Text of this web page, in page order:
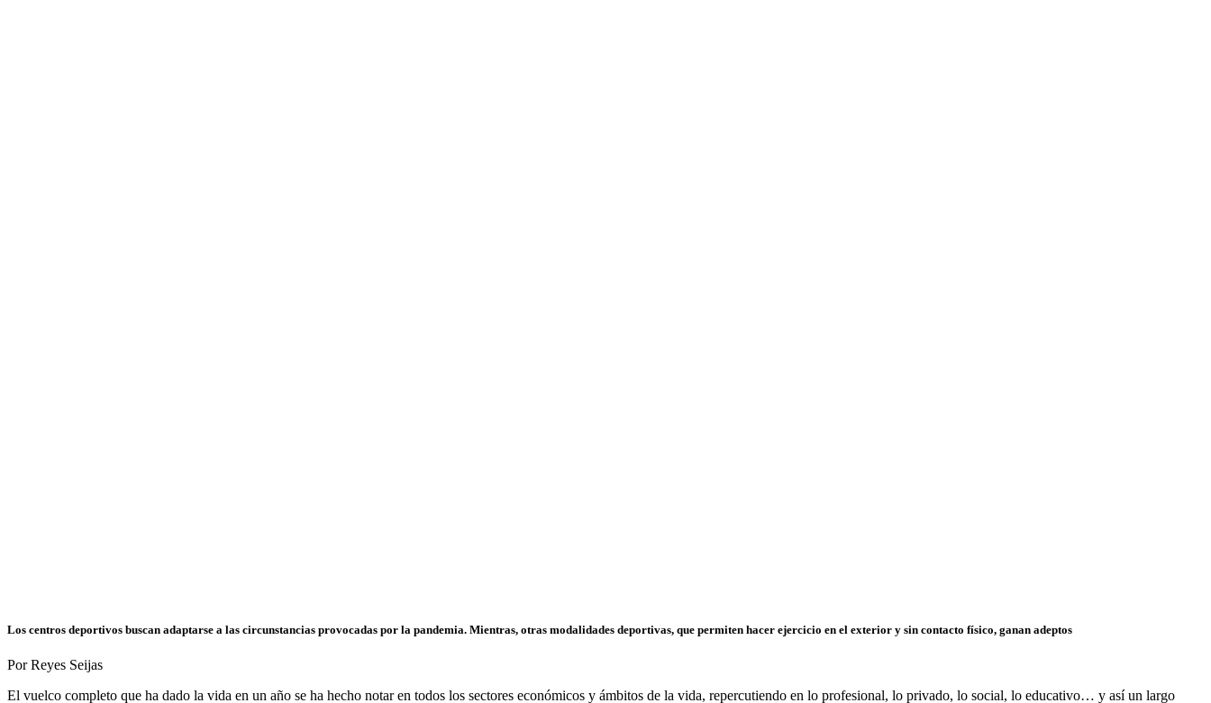
Los centros deportivos buscan adaptarse a las circunstancias provocadas por la pandemia. Mientras, otras modalidades deportivas, que permiten hacer ejercicio en el exterior y sin contacto físico, ganan adeptos
Por Reyes Seijas
El vuelco completo que ha dado la vida en un año se ha hecho notar en todos los sectores económicos y ámbitos de la vida, repercutiendo en lo profesional, lo privado, lo social, lo educativo… y así un largo